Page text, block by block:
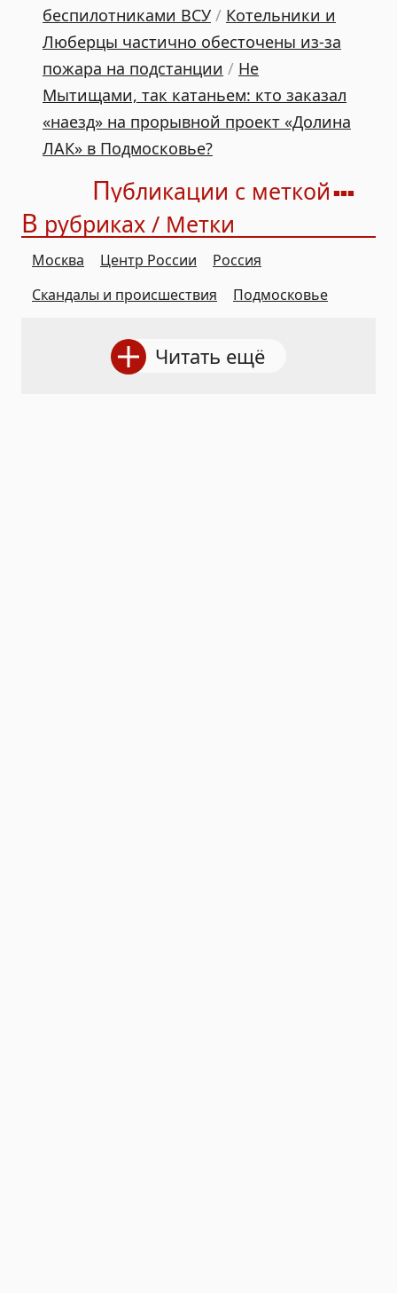
беспилотниками ВСУ / Котельники и
Люберцы частично обесточены из-за
пожара на подстанции / Не
Мытищами, так катаньем: кто заказал
«наезд» на прорывной проект «Долина
ЛАК» в Подмосковье?
Публикации с меткой
В рубриках / Метки
Москва Центр России
Россия
Скандалы и происшествия
Подмосковье
Читать ещё